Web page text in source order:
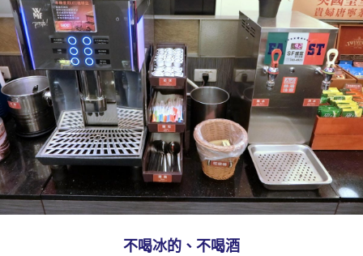
不喝冰的、不喝酒